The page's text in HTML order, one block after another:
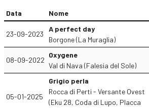
Data Nome
23-09-2023
A perfect day
Borgone (La Muraglia)
08-09-2022
Oxygene
Val di Nava (Falesia del Sole)
05-01-2025
Grigio perla
Rocca di Perti - Versante Ovest
(Eku 28, Coda di Lupo, Placca